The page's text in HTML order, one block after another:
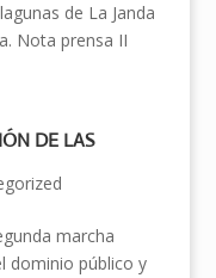
de La Janda
Nota prensa II
DE LAS
marcha
dominio público y